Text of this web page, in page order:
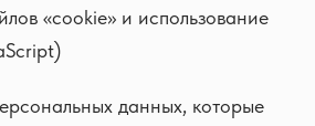
«cookie» и использование
данных, которые